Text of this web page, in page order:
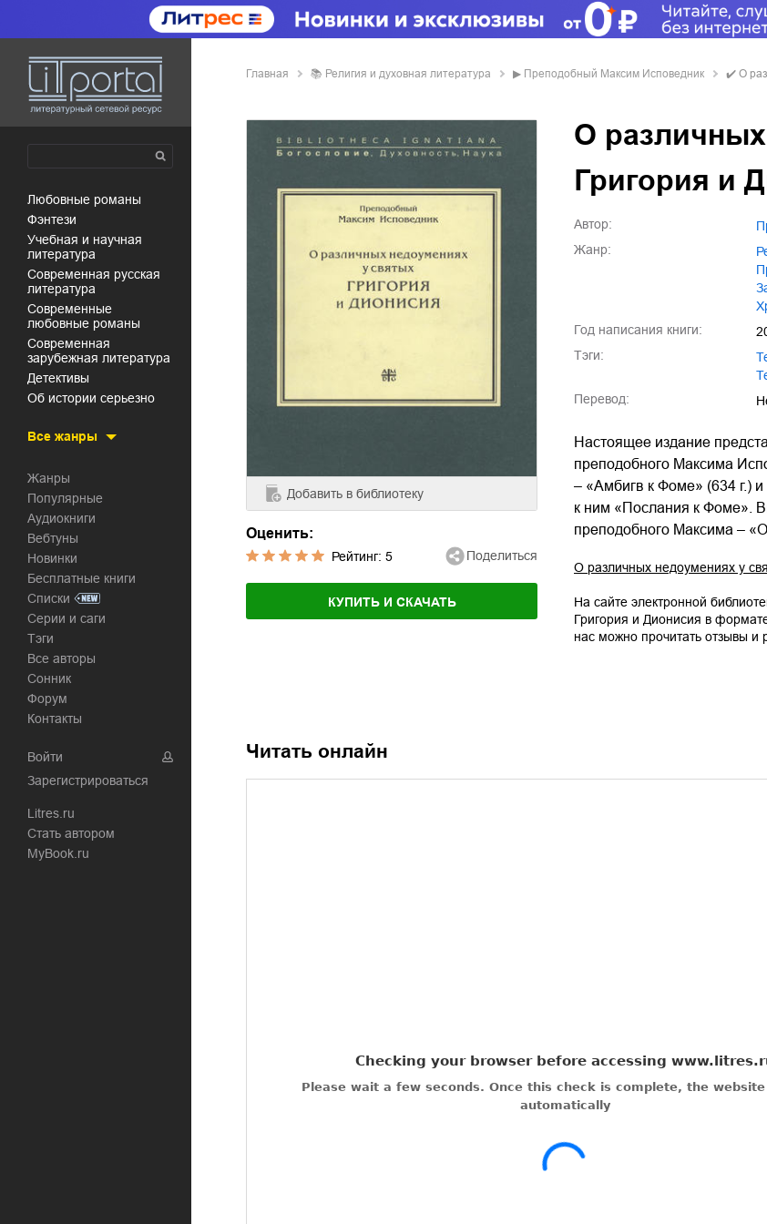
любовные романы
фэнтези
учебная и научная
литература
современная русская
литература
современные
любовные романы
современная
зарубежная литература
детективы
об истории серьезно
Все жанры
Жанры
Популярные
Аудиокниги
Вебтуны
Новинки
Бесплатные книги
Списки
Серии и саги
Тэги
Все авторы
Сонник
Форум
Контакты
Войти
Зарегистрироваться
Litres.ru
Стать автором
MyBook.ru
Главная 📚 религия и духовная литература ▶ Преподобный Максим Исповедник ✔️ О
Добавить в библиотеку
Оценить:
Рейтинг: 5 Поделиться
КУПИТЬ И СКАЧАТЬ
О
Григория и
Автор:
Жанр:
Год написания книги:
Тэги:
Перевод:
Настоящее издание
преподобного Максима
– «Амбигв к Фоме» (634 г.)
к ним «Послания к Фоме».
преподобного Максима –
О различных недоумениях у
На сайте электронной
Григория и Дионисия в
нас можно прочитать отзывы и
Читать онлайн